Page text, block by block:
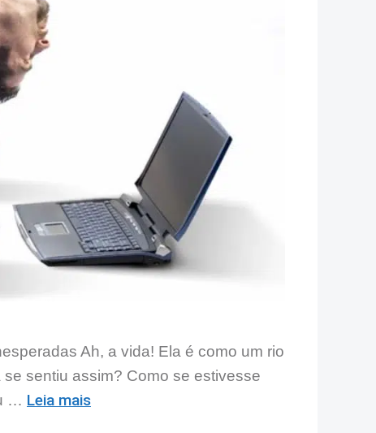
Ah, a vida! Ela é como um rio
sentiu assim? Como se estivesse
… Leia mais